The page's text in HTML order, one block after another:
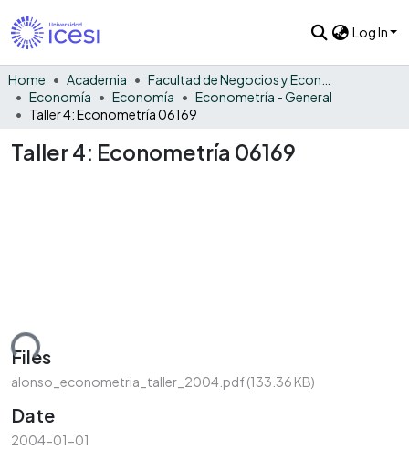
Log In
Home Academia
Economía
Economía
Econometría - General
Taller 4: Econometría 06169
Taller 4: Econometría 06169
Files
alonso_econometria_taller_2004.pdf(133.36 KB)
Date
2004-01-01